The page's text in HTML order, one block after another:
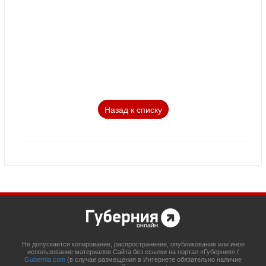
Назад к списку
Не допускается копирование, распространение, опубликование или иное
использование материалов Сайта без ссылки на портал «Губерния» /
Gubernia.com (в случае размещения в Интернете обязательно наличие